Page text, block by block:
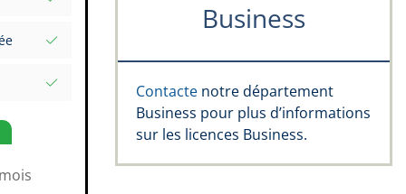
Business
Contacte notre département
Business pour plus d’informations
sur les licences Business.